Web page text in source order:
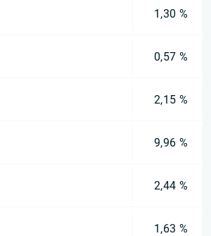
1,30 %
0,57 %
2,15 %
9,96 %
2,44 %
1,63 %